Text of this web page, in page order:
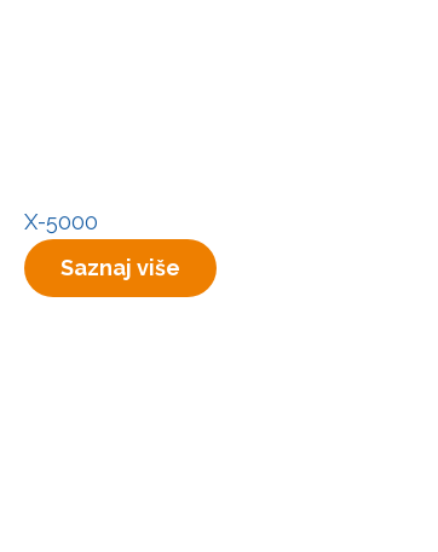
X-5000
Saznaj više